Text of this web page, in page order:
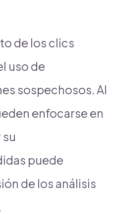
de los clics
uso de
sospechosos. Al
enfocarse en
puede
de los análisis